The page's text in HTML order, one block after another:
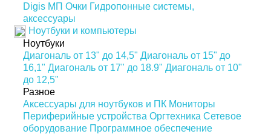
Digis МП Очки Гидропонные системы,
аксессуары
Ноутбуки и компьютеры
Ноутбуки
Диагональ от 13" до 14,5" Диагональ от 15" до
16,1" Диагональ от 17" до 18.9" Диагональ от 10"
до 12,5"
Разное
Аксессуары для ноутбуков и ПК Мониторы
Периферийные устройства Оргтехника Сетевое
оборудование Программное обеспечение